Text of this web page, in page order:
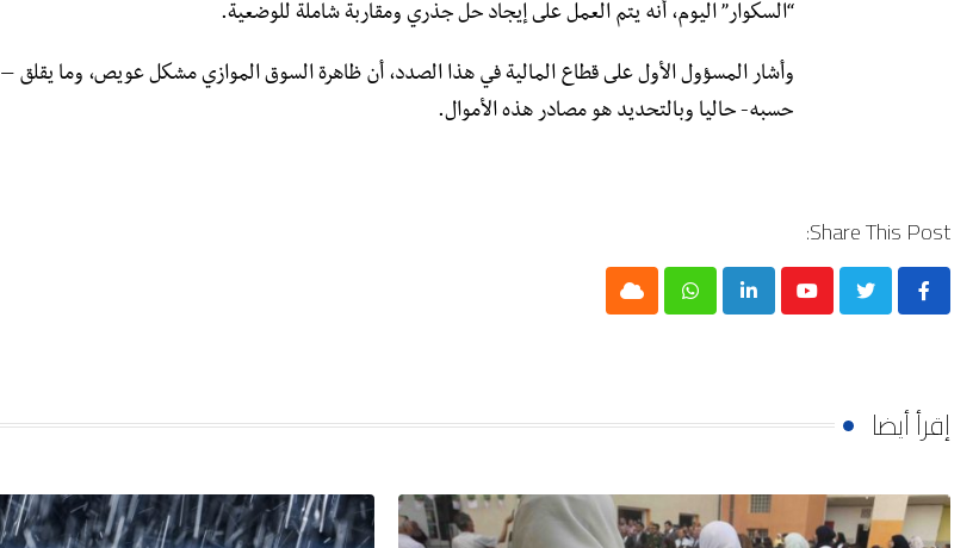
“السكوار” اليوم، أنه يتم العمل على إيجاد حل جذري ومقاربة شاملة للوضعية.
وأشار المسؤول الأول على قطاع المالية في هذا الصدد، أن ظاهرة السوق الموازي مشكل عويص، وما يقلق –
حسبه- حاليا وبالتحديد هو مصادر هذه الأموال.
Share This Post:
Youtube
LinkedIn
Whatsapp
Cloud
إقرأ أيضا